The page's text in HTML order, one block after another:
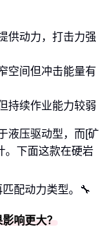
供动力，打击力强
空间但冲击能量有
持续作业能力较弱
液压驱动型，而[矿
。下面这款在硬岩
配动力类型。🔧
响更大？